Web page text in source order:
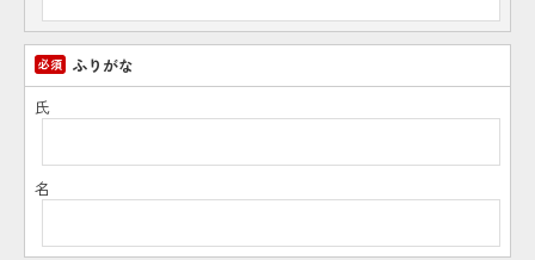
ふりがな
氏
名